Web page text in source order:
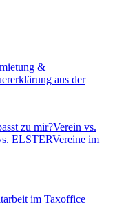
&
aus der
zu mir?Verein vs.
ELSTERVereine im
im Taxoffice